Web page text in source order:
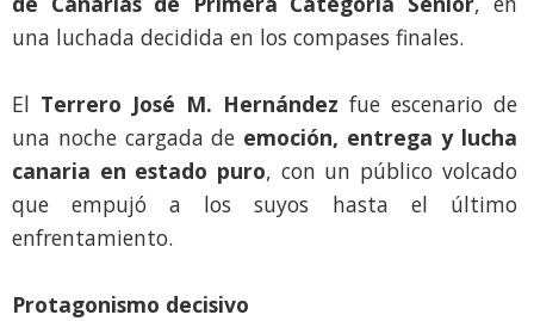
una luchada decidida en los compases finales.
El Terrero José M. Hernández fue escenario de
una noche cargada de emoción, entrega y lucha
canaria en estado puro, con un público volcado
que empujó a los suyos hasta el último
enfrentamiento.
Protagonismo decisivo